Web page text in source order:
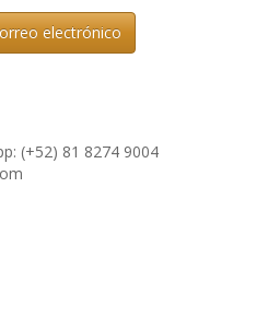
electrónico
(+52) 81 8274 9004